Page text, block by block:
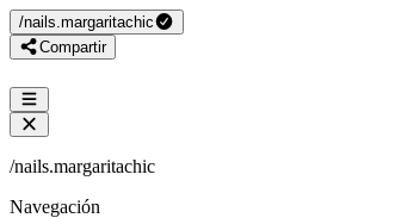
/nails.margaritachic
Compartir
/nails.margaritachic
Navegación